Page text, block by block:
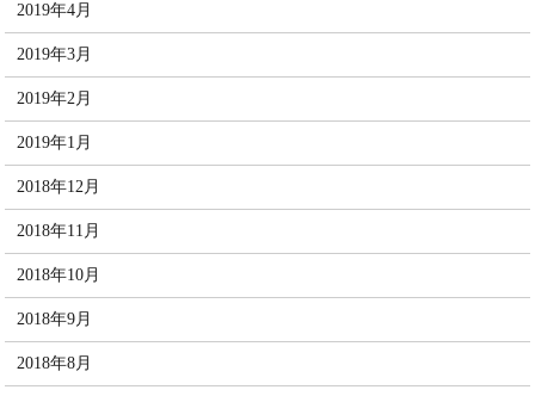
2019年4月
2019年3月
2019年2月
2019年1月
2018年12月
2018年11月
2018年10月
2018年9月
2018年8月